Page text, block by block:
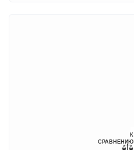
К
СРАВНЕНИЮ